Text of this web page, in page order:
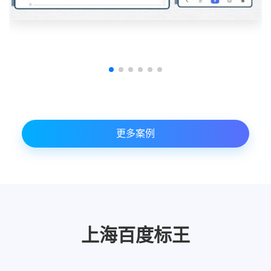
更多案例
上海百度标王